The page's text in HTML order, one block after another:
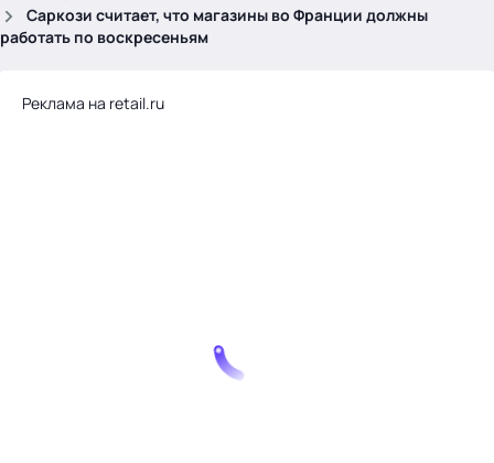
Саркози считает, что магазины во Франции должны
работать по воскресеньям
Реклама на retail.ru